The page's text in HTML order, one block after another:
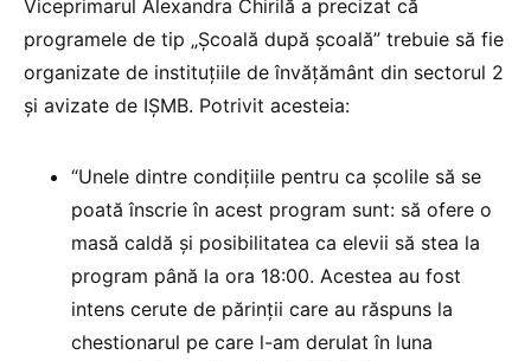
Viceprimarul Alexandra Chirilă a precizat că
programele de tip „Şcoală după şcoală” trebuie să fie
organizate de instituţiile de învăţământ din sectorul 2
şi avizate de IŞMB. Potrivit acesteia:
“Unele dintre condiţiile pentru ca şcolile să se
poată înscrie în acest program sunt: să ofere o
masă caldă şi posibilitatea ca elevii să stea la
program până la ora 18:00. Acestea au fost
intens cerute de părinţii care au răspuns la
chestionarul pe care l-am derulat în luna